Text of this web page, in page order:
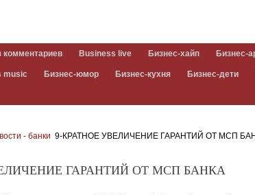
комментариев Business live Бизнес-хайп Бизнес-
music Бизнес-юмор Бизнес-кухня Бизнес-дети
- банки 9-КРАТНОЕ УВЕЛИЧЕНИЕ ГАРАНТИЙ ОТ МСП
ГАРАНТИЙ ОТ МСП БАНКА